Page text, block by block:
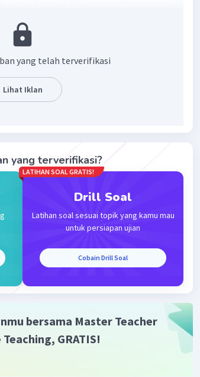
D. Bersajak a-b-a-b.
syair adalah:
Balas
Iklan
yang telah terverifikasi
Lihat Iklan
yang terverifikasi?
LATIHAN SOAL GRATIS!
Drill Soal
Latihan soal sesuai topik yang kamu mau
untuk persiapan ujian
Cobain Drill Soal
bersama Master Teacher
GRATIS!